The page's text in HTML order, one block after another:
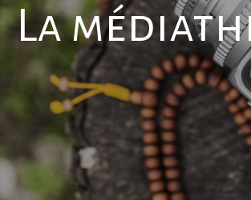
La